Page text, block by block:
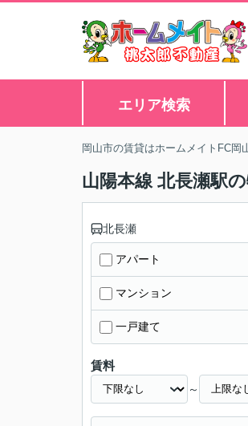
エリア検索
岡山市の賃貸はホームメイトFC岡
山陽本線 北長瀬駅
北長瀬
アパート
マンション
一戸建て
賃料
～